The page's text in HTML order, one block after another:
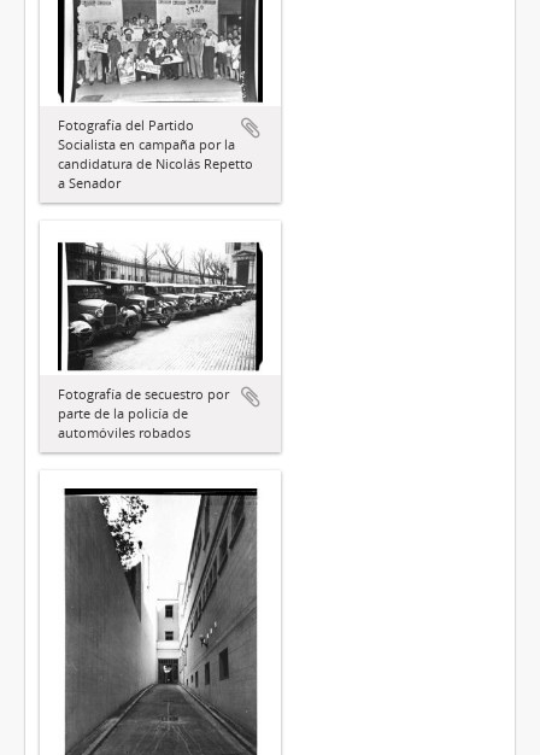
Fotografía del Partido
Socialista en campaña por la
candidatura de Nicolás Repetto
a Senador
Fotografía de secuestro por
parte de la policía de
automóviles robados